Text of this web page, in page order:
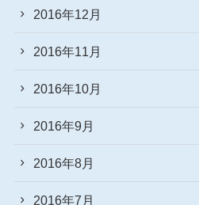
2016年12月
2016年11月
2016年10月
2016年9月
2016年8月
2016年7月